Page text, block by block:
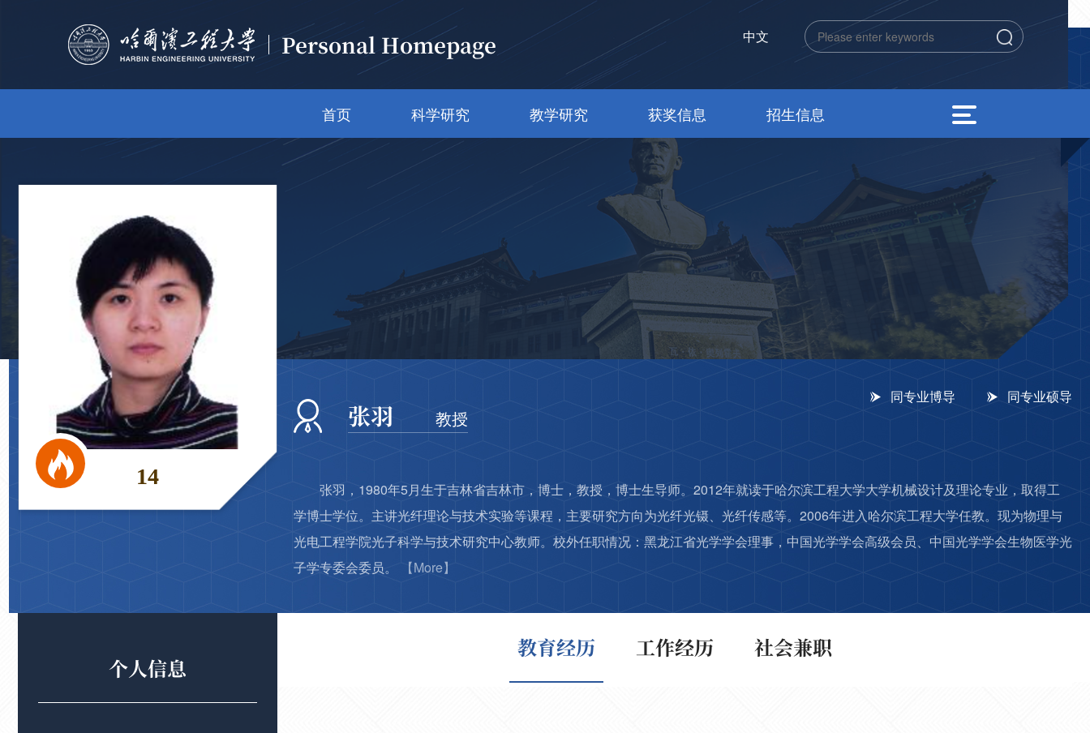
Personal Homepage 中文
首页 科学研究 教学研究 获奖信息 招生信息
14
张羽 教授
同专业博导 同专业硕导
张羽，1980年5月生于吉林省吉林市，博士，教授，博士生导师。2012年就读于哈尔滨工程大学大学机械设计及理论专业，取得工
学博士学位。主讲光纤理论与技术实验等课程，主要研究方向为光纤光镊、光纤传感等。2006年进入哈尔滨工程大学任教。现为物理与
光电工程学院光子科学与技术研究中心教师。校外任职情况：黑龙江省光学学会理事，中国光学学会高级会员、中国光学学会生物医学光
子学专委会委员。
【More】
个人信息
教育经历 工作经历 社会兼职